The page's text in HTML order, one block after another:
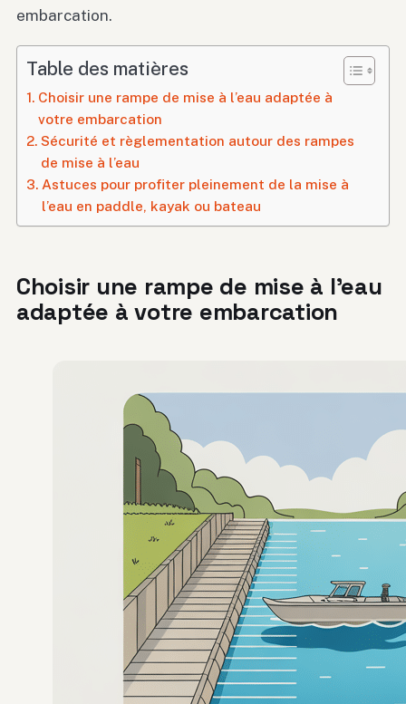
embarcation.
Table des matières
Choisir une rampe de mise à l’eau adaptée à
votre embarcation
Sécurité et règlementation autour des rampes
de mise à l’eau
Astuces pour profiter pleinement de la mise à
l’eau en paddle, kayak ou bateau
Choisir une rampe de mise à l’eau
adaptée à votre embarcation